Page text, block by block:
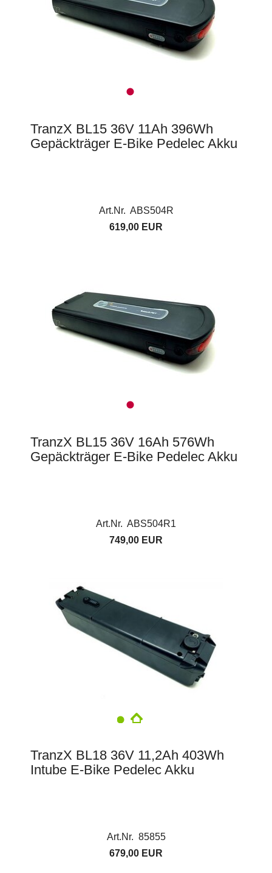
TranzX BL15 36V 11Ah 396Wh
Gepäckträger E-Bike Pedelec Akku
Art.Nr. ABS504R
619,00 EUR
TranzX BL15 36V 16Ah 576Wh
Gepäckträger E-Bike Pedelec Akku
Art.Nr. ABS504R1
749,00 EUR
TranzX BL18 36V 11,2Ah 403Wh
Intube E-Bike Pedelec Akku
Art.Nr. 85855
679,00 EUR